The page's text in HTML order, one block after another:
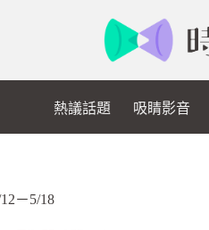
熱議話題 吸睛影音
－5/18